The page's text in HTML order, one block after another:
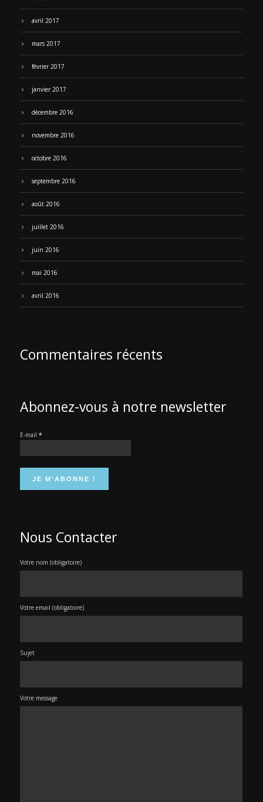
avril 2017
mars 2017
février 2017
janvier 2017
décembre 2016
novembre 2016
octobre 2016
septembre 2016
août 2016
juillet 2016
juin 2016
mai 2016
avril 2016
Commentaires récents
Abonnez-vous à notre newsletter
E-mail *
Nous Contacter
Votre nom (obligatoire)
Votre email (obligatoire)
Sujet
Votre message